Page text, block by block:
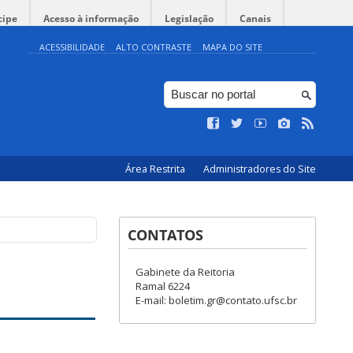
Acesso à informação Legislação Canais
ACESSIBILIDADE ALTO CONTRASTE MAPA DO SITE
Área Restrita Administradores do Site
CONTATOS
Gabinete da Reitoria
Ramal 6224
E-mail: boletim.gr@contato.ufsc.br